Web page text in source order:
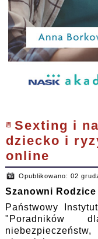
Sexting i
dziecko i
online
Opublikowano: 02
Szanowni Rodzice
Państwowy
"Poradników